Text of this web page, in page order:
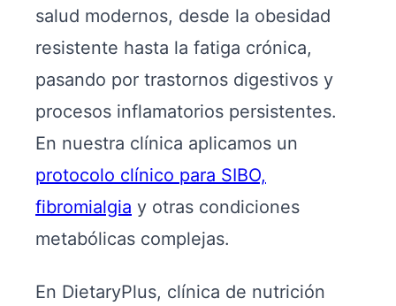
salud modernos, desde la obesidad
resistente hasta la fatiga crónica,
pasando por trastornos digestivos y
procesos inflamatorios persistentes.
En nuestra clínica aplicamos un
protocolo clínico para SIBO,
fibromialgia y otras condiciones
metabólicas complejas.
En DietaryPlus, clínica de nutrición